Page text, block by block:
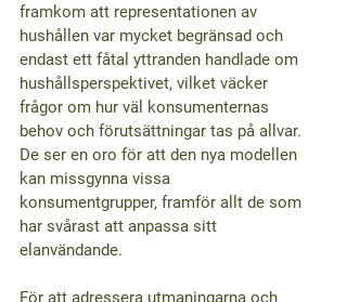
framkom att representationen av
hushållen var mycket begränsad och
endast ett fåtal yttranden handlade om
hushållsperspektivet, vilket väcker
frågor om hur väl konsumenternas
behov och förutsättningar tas på allvar.
De ser en oro för att den nya modellen
kan missgynna vissa
konsumentgrupper, framför allt de som
har svårast att anpassa sitt
elanvändande.
För att adressera utmaningarna och